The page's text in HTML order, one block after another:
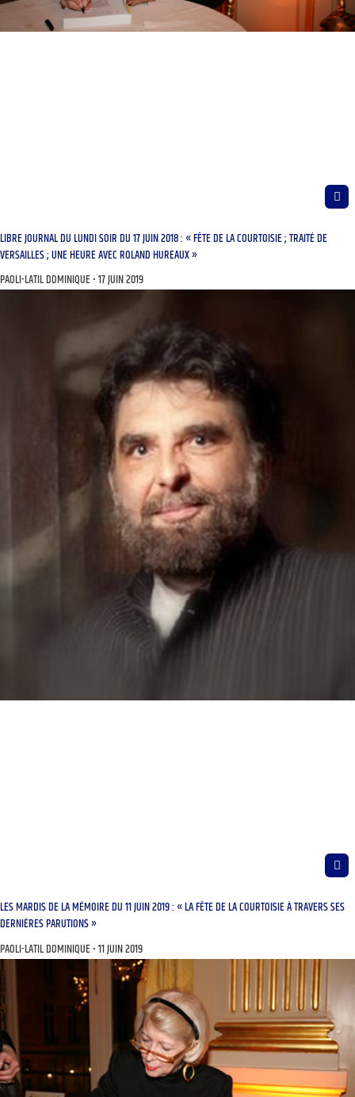
LIBRE JOURNAL DU LUNDI SOIR DU 17 JUIN 2018 : « FÊTE DE LA COURTOISIE ; TRAITÉ DE
VERSAILLES ; UNE HEURE AVEC ROLAND HUREAUX »
PAOLI-LATIL DOMINIQUE 17 JUIN 2019
LES MARDIS DE LA MÉMOIRE DU 11 JUIN 2019 : « LA FÊTE DE LA COURTOISIE À TRAVERS SES
DERNIÈRES PARUTIONS »
PAOLI-LATIL DOMINIQUE 11 JUIN 2019